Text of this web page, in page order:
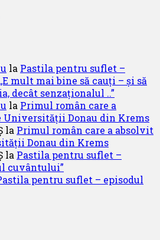
la Pastila pentru suflet –
mult mai bine să cauți – și să
decât senzaționalul ..”
la Primul român care a
Donau din Krems
la Primul român care a absolvit
Donau din Krems
la Pastila pentru suflet –
cuvântului”
pentru suflet – episodul